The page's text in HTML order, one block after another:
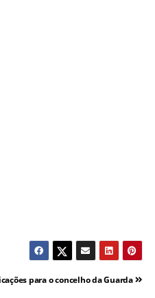
para o concelho da Guarda